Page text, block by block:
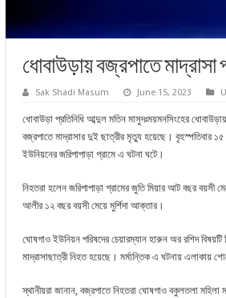
ধোবাউড়ায় বজ্রপাতে
Sak Shadi Masum June 15, 2023
ধোবাউড়া প্রতিনিধি আব্দুল মতিন মাসুদঃময়মনসিংহের
বজ্রপাতে মাদ্রাসার দুই ছাত্রীর মৃত্যু হয়েছে। বৃহস্পতিবার
ইউনিয়নের জরিপাপাড়া গ্রামে এ ঘটনা ঘটে।
নিহতরা হলেন জরিপাপাড়া গ্রামের জুতি মিয়ার আট বছর বয়সী
আলীর ১২ বছর বয়সী মেয়ে মুর্শিদা আক্তার।
ঘোষগাও ইউনিয়ন পরিষদের চেয়ারম্যান হারুন অর রশিদ
মাদ্রাসাছাত্রী নিহত হয়েছে। মর্মান্তিক এ ঘটনায় এলাকায়
স্থানীয়রা জানান, বজ্রপাতে নিহতরা ঘোষগাও বকুলতলা মহিলা